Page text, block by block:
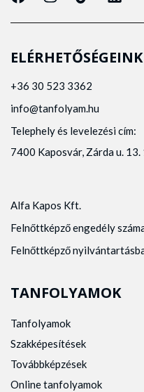
ELÉRHETŐSÉGEINK
+36 30 523 3362
info@tanfolyam.hu
Telephely és levelezési cím:
7400 Kaposvár, Zárda u. 13.
Alfa Kapos Kft.
Felnőttképző engedély
Felnőttképző
TANFOLYAMOK
Tanfolyamok
Szakképesítések
Továbbképzések
Online tanfolyamok